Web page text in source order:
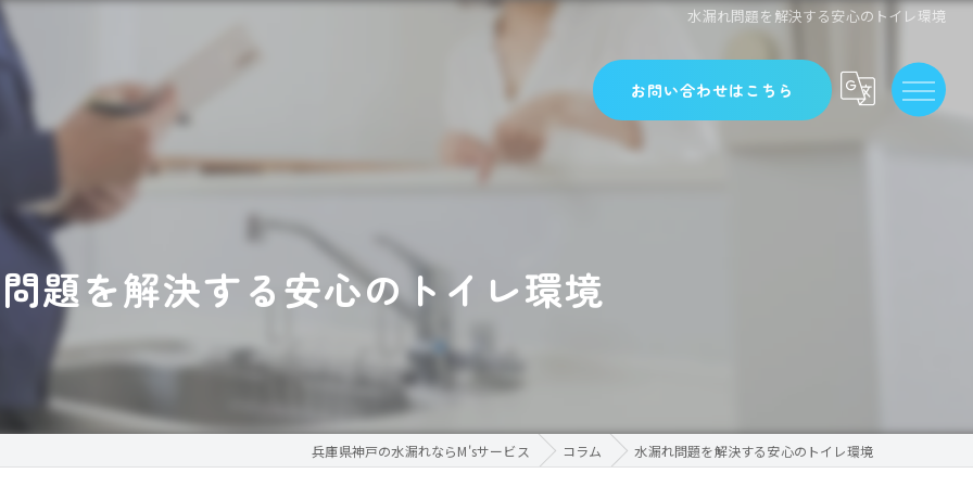
水漏れ問題を解決する安心のトイレ環境
お問い合わせはこちら
題を解決する安心のトイレ環境
兵庫県神戸の水漏れならM'sサービス コラム 水漏れ問題を解決する安心のトイレ環境